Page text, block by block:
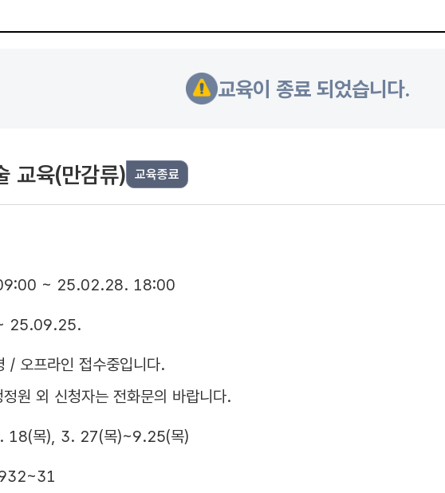
교육이 종료 되었습니다.
교육(만감류) 교육종료
~ 25.02.28. 18:00
25.09.25.
/ 오프라인 접수중입니다.
원 외 신청자는 전화문의 바랍니다.
18(목), 3. 27(목)~9.25(목)